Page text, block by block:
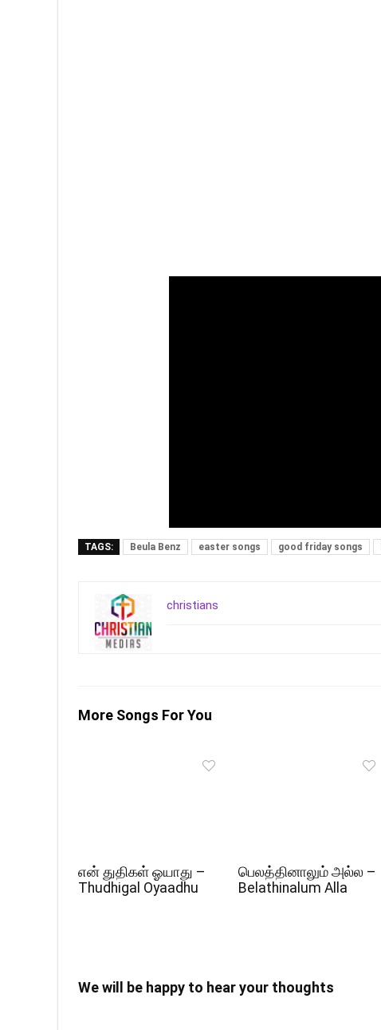
TAGS: Beula Benz easter songs good friday songs
christians
More Songs For You
என் துதிகள் ஓயாது –
Thudhigal Oyaadhu
பெலத்தினாலும் அல்ல –
Belathinalum Alla
We will be happy to hear your thoughts